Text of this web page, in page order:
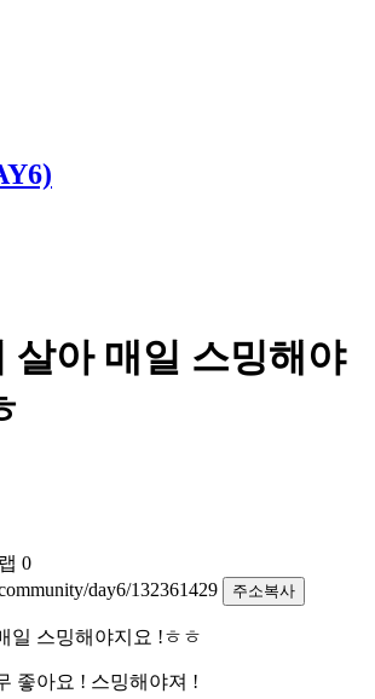
살아 매일 스밍해야
0
day6/132361429
주소복사
좋아요 ! 스밍해야져 !